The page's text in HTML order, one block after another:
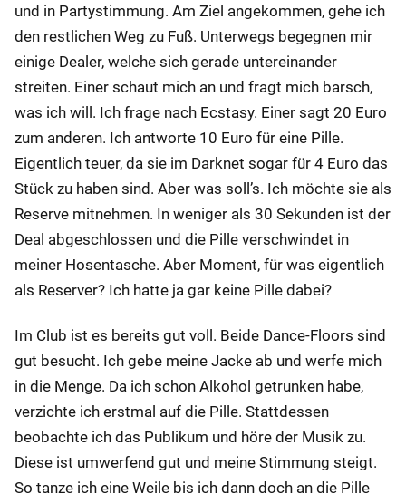
und in Partystimmung. Am Ziel angekommen, gehe ich
den restlichen Weg zu Fuß. Unterwegs begegnen mir
einige Dealer, welche sich gerade untereinander
streiten. Einer schaut mich an und fragt mich barsch,
was ich will. Ich frage nach Ecstasy. Einer sagt 20 Euro
zum anderen. Ich antworte 10 Euro für eine Pille.
Eigentlich teuer, da sie im Darknet sogar für 4 Euro das
Stück zu haben sind. Aber was soll’s. Ich möchte sie als
Reserve mitnehmen. In weniger als 30 Sekunden ist der
Deal abgeschlossen und die Pille verschwindet in
meiner Hosentasche. Aber Moment, für was eigentlich
als Reserver? Ich hatte ja gar keine Pille dabei?
Im Club ist es bereits gut voll. Beide Dance-Floors sind
gut besucht. Ich gebe meine Jacke ab und werfe mich
in die Menge. Da ich schon Alkohol getrunken habe,
verzichte ich erstmal auf die Pille. Stattdessen
beobachte ich das Publikum und höre der Musik zu.
Diese ist umwerfend gut und meine Stimmung steigt.
So tanze ich eine Weile bis ich dann doch an die Pille